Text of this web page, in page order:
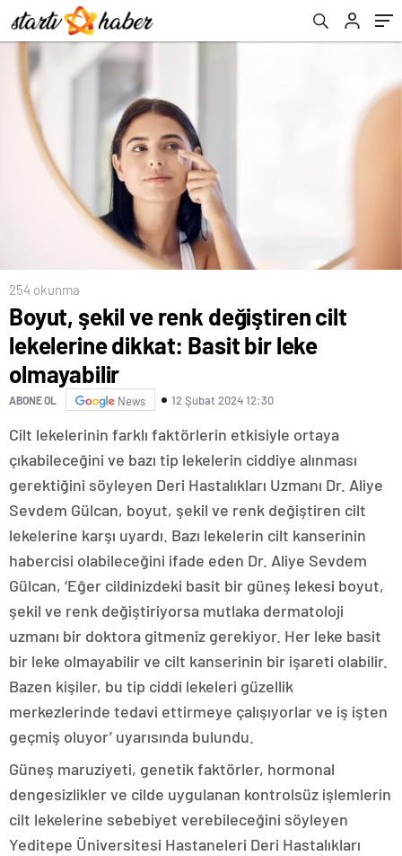
254 okunma
Boyut, şekil ve renk değiştiren cilt
lekelerine dikkat: Basit bir leke
olmayabilir
ABONE OL News 12 Şubat 2024 12:30
Cilt lekelerinin farklı faktörlerin etkisiyle ortaya
çıkabileceğini ve bazı tip lekelerin ciddiye alınması
gerektiğini söyleyen Deri Hastalıkları Uzmanı Dr. Aliye
Sevdem Gülcan, boyut, şekil ve renk değiştiren cilt
lekelerine karşı uyardı. Bazı lekelerin cilt kanserinin
habercisi olabileceğini ifade eden Dr. Aliye Sevdem
Gülcan, ‘Eğer cildinizdeki basit bir güneş lekesi boyut,
şekil ve renk değiştiriyorsa mutlaka dermatoloji
uzmanı bir doktora gitmeniz gerekiyor. Her leke basit
bir leke olmayabilir ve cilt kanserinin bir işareti olabilir.
Bazen kişiler, bu tip ciddi lekeleri güzellik
merkezlerinde tedavi ettirmeye çalışıyorlar ve iş işten
geçmiş oluyor’ uyarısında bulundu.
Güneş maruziyeti, genetik faktörler, hormonal
dengesizlikler ve cilde uygulanan kontrolsüz işlemlerin
cilt lekelerine sebebiyet verebileceğini söyleyen
Yeditepe Üniversitesi Hastaneleri Deri Hastalıkları